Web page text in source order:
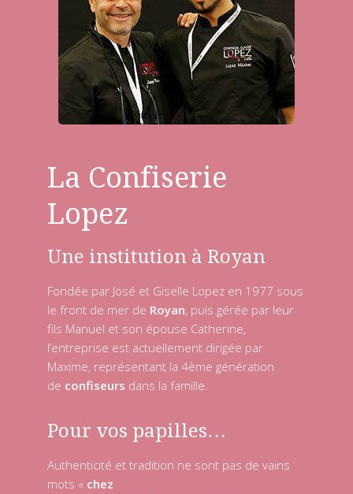
La Confiserie
Lopez
Une institution à Royan
Fondée par José et Giselle Lopez en 1977 sous
le front de mer de Royan, puis gérée par leur
fils Manuel et son épouse Catherine,
l’entreprise est actuellement dirigée par
Maxime, représentant la 4ème génération
de confiseurs dans la famille.
Pour vos papilles…
Authenticité et tradition ne sont pas de vains
mots « chez